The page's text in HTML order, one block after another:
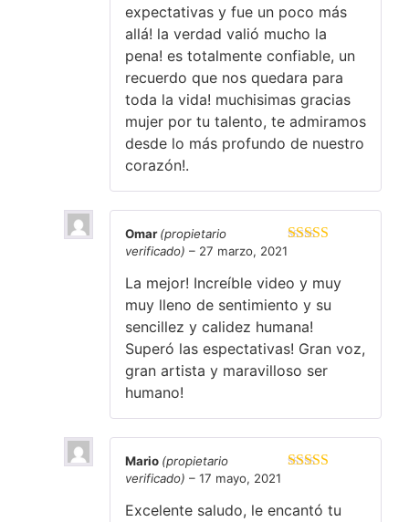
expectativas y fue un poco más
allá! la verdad valió mucho la
pena! es totalmente confiable, un
recuerdo que nos quedara para
toda la vida! muchisimas gracias
mujer por tu talento, te admiramos
desde lo más profundo de nuestro
corazón!.
Omar(propietario
verificado) – 27 marzo, 2021
La mejor! Increíble video y muy
muy lleno de sentimiento y su
sencillez y calidez humana!
Superó las espectativas! Gran voz,
gran artista y maravilloso ser
humano!
Mario (propietario
verificado) – 17 mayo, 2021
Excelente saludo, le encantó tu